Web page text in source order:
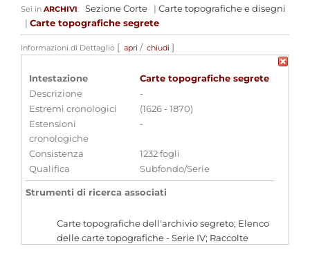
Sei in ARCHIVI: Sezione Corte | Carte topografiche e disegni
| Carte topografiche segrete
Informazioni di Dettaglio [ apri / chiudi ]
Intestazione
Carte topografiche segrete
Descrizione
-
Estremi cronologici
(1626 - 1870)
Estensioni
cronologiche
-
Consistenza
1232 fogli
Qualifica
Subfondo/Serie
Strumenti di ricerca associati
Carte topografiche dell'archivio segreto; Elenco
delle carte topografiche - Serie IV; Raccolte